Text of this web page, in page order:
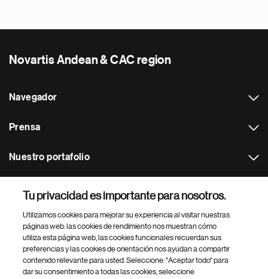
Novartis Andean & CAC region
Navegador
Prensa
Nuestro portafolio
Footer Site Search
Tu privacidad es importante para nosotros.
Utilizamos cookies para mejorar su experiencia al visitar nuestras
páginas web: las cookies de rendimiento nos muestran cómo
utiliza esta página web, las cookies funcionales recuerdan sus
preferencias y las cookies de orientación nos ayudan a compartir
contenido relevante para usted. Seleccione: "Aceptar todo" para
dar su consentimiento a todas las cookies, seleccione